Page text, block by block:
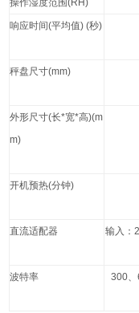
操作湿度范围(RH)
响应时间(平均值) (秒)
秤盘尺寸(mm)
外形尺寸(长*宽*高)(m
m)
开机预热(分钟)
直流适配器 输入：
波特率 300、